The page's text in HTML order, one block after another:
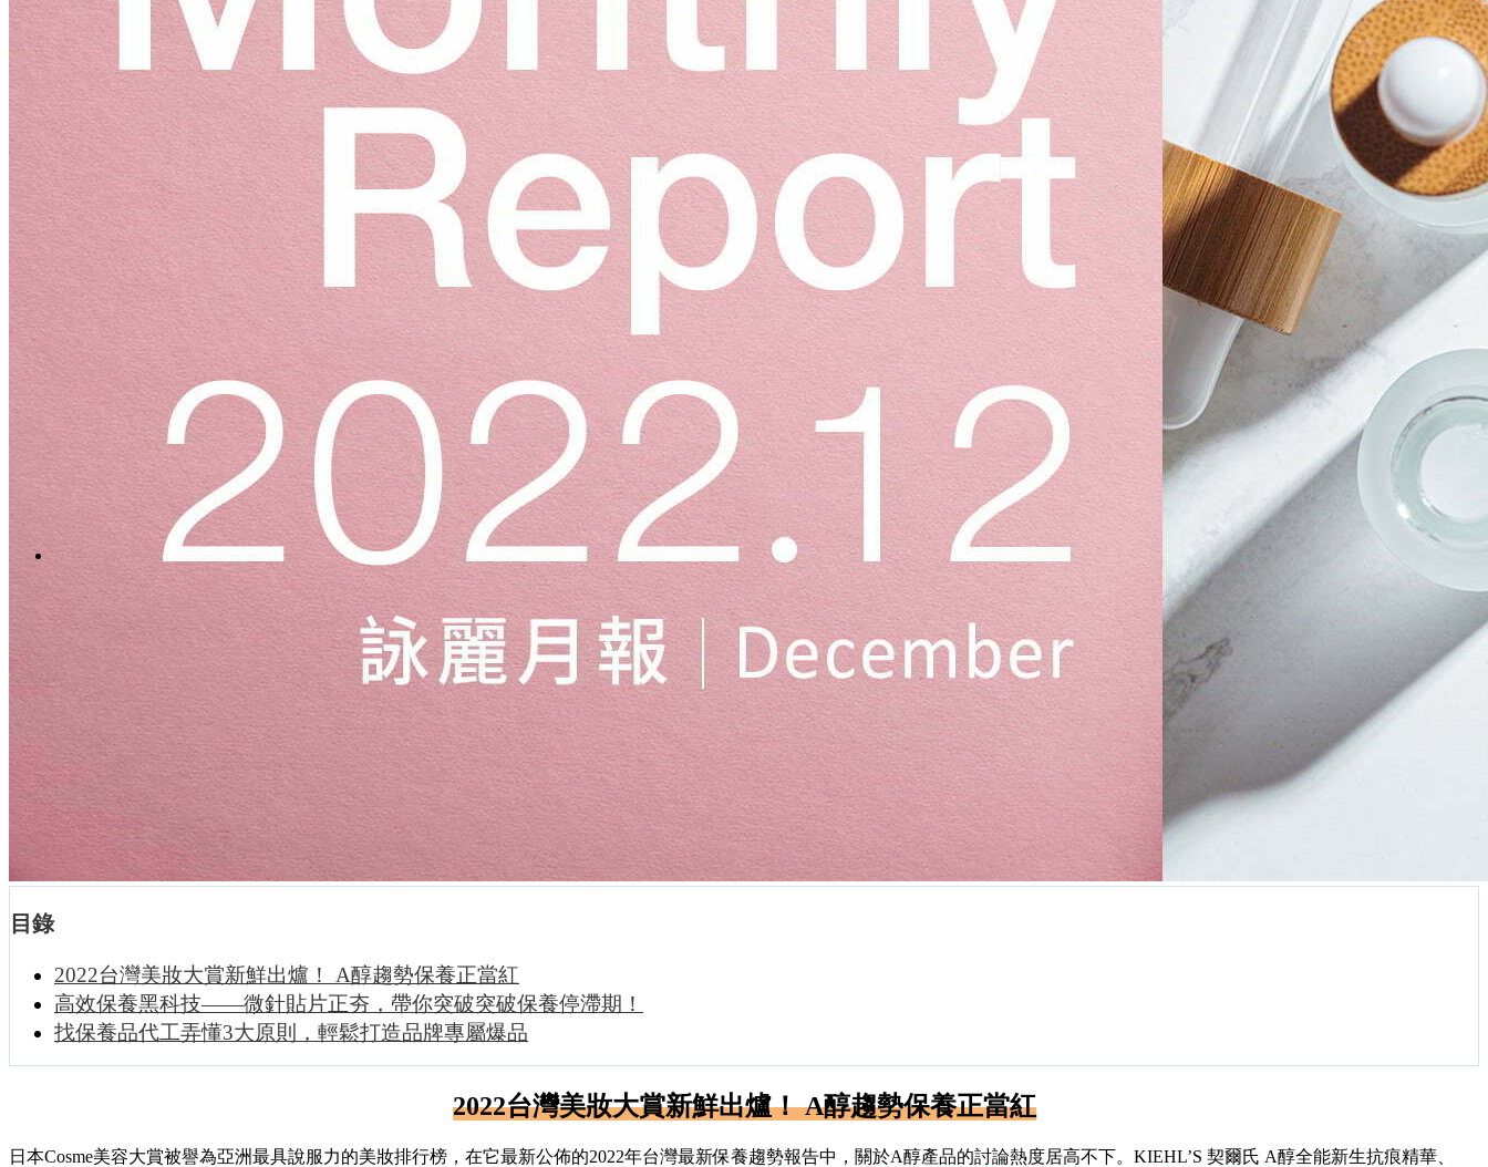
特色爆品
美肌情報
UNICARE美妝新知
UNICARE科研秘辛
UNICARE 企業動態
聯絡我們
詠麗 FAQ
中文 (台灣)
English
Menu Menu
LinkedIn
Instagram
Youtube
WhatsApp
目錄
2022台灣美妝大賞新鮮出爐！ A醇趨勢保養正當紅
高效保養黑科技——微針貼片正夯，帶你突破突破保養停滯期！
找保養品代工弄懂3大原則，輕鬆打造品牌專屬爆品
2022台灣美妝大賞新鮮出爐！ A醇趨勢保養正當紅
日本Cosme美容大賞被譽為亞洲最具說服力的美妝排行榜，在它最新公佈的2022年台灣最新保養趨勢報告中，關於A醇產品的討論熱度居高不下。KIEHL’S 契爾氏 A醇全能新生抗痕精華、